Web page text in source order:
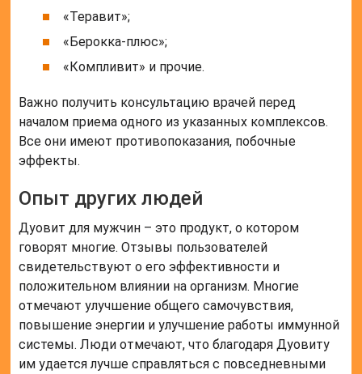
«Теравит»;
«Берокка-плюс»;
«Компливит» и прочие.
Важно получить консультацию врачей перед
началом приема одного из указанных комплексов.
Все они имеют противопоказания, побочные
эффекты.
Опыт других людей
Дуовит для мужчин – это продукт, о котором
говорят многие. Отзывы пользователей
свидетельствуют о его эффективности и
положительном влиянии на организм. Многие
отмечают улучшение общего самочувствия,
повышение энергии и улучшение работы иммунной
системы. Люди отмечают, что благодаря Дуовиту
им удается лучше справляться с повседневными